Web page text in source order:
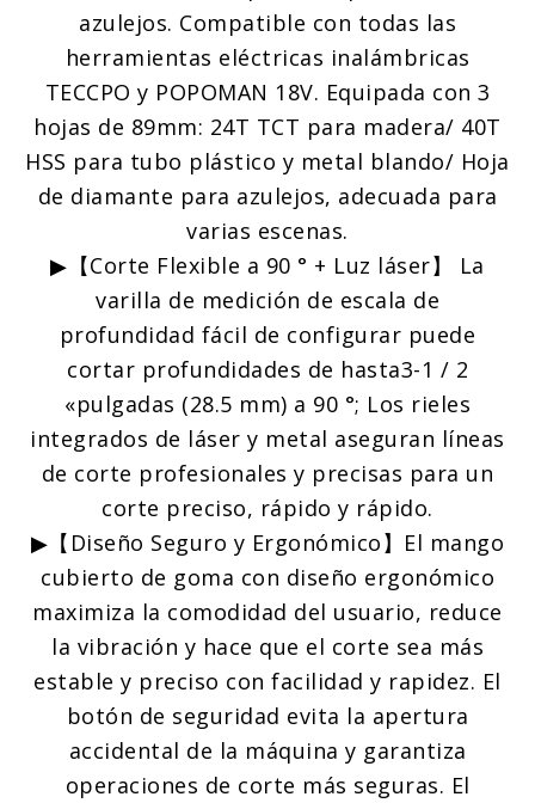
azulejos. Compatible con todas las
herramientas eléctricas inalámbricas
TECCPO y POPOMAN 18V. Equipada con 3
hojas de 89mm: 24T TCT para madera/ 40T
HSS para tubo plástico y metal blando/ Hoja
de diamante para azulejos, adecuada para
varias escenas.
▶【Corte Flexible a 90 ° + Luz láser】 La
varilla de medición de escala de
profundidad fácil de configurar puede
cortar profundidades de hasta3-1 / 2
«pulgadas (28.5 mm) a 90 °; Los rieles
integrados de láser y metal aseguran líneas
de corte profesionales y precisas para un
corte preciso, rápido y rápido.
▶【Diseño Seguro y Ergonómico】El mango
cubierto de goma con diseño ergonómico
maximiza la comodidad del usuario, reduce
la vibración y hace que el corte sea más
estable y preciso con facilidad y rapidez. El
botón de seguridad evita la apertura
accidental de la máquina y garantiza
operaciones de corte más seguras. El